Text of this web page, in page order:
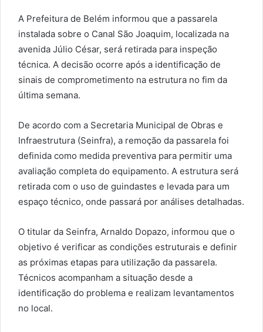
A Prefeitura de Belém informou que a passarela
instalada sobre o Canal São Joaquim, localizada na
avenida Júlio César, será retirada para inspeção
técnica. A decisão ocorre após a identificação de
sinais de comprometimento na estrutura no fim da
última semana.
De acordo com a Secretaria Municipal de Obras e
Infraestrutura (Seinfra), a remoção da passarela foi
definida como medida preventiva para permitir uma
avaliação completa do equipamento. A estrutura será
retirada com o uso de guindastes e levada para um
espaço técnico, onde passará por análises detalhadas.
O titular da Seinfra, Arnaldo Dopazo, informou que o
objetivo é verificar as condições estruturais e definir
as próximas etapas para utilização da passarela.
Técnicos acompanham a situação desde a
identificação do problema e realizam levantamentos
no local.